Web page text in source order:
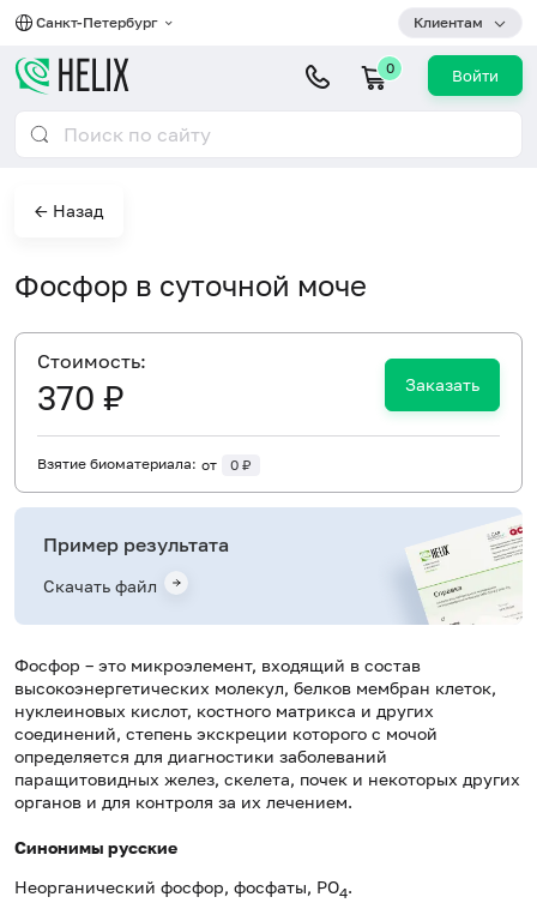
Санкт-Петербург Клиентам
0 Войти
← Назад
Фосфор в суточной моче
Фосфор – это микроэлемент, входящий в состав
высокоэнергетических молекул, белков мембран клеток,
нуклеиновых кислот, костного матрикса и других
соединений, степень экскреции которого с мочой
определяется для диагностики заболеваний
паращитовидных желез, скелета, почек и некоторых других
органов и для контроля за их лечением.
Синонимы русские
Неорганический фосфор, фосфаты, PO4.
Cтоимость:
370 ₽ Заказать
Взятие биоматериала: от 0 ₽
Пример результата
Скачать файл